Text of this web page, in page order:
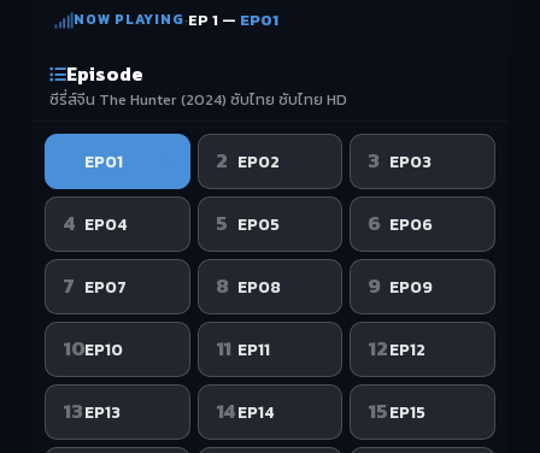
NOW PLAYING·EP 1 — EP01
Episode
ซีรี่ส์จีน The Hunter (2024) ซับไทย ซับไทย HD
EP01 2 EP02 3 EP03
4 EP04 5 EP05 6 EP06
7 EP07 8 EP08 9 EP09
10EP10 11 EP11 12EP12
13EP13 14EP14 15EP15